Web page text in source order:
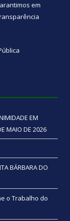
em
EM
MAIO DE 2026
BÁRBARA DO
o Trabalho do